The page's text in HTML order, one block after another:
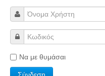
Να με θυμάσαι